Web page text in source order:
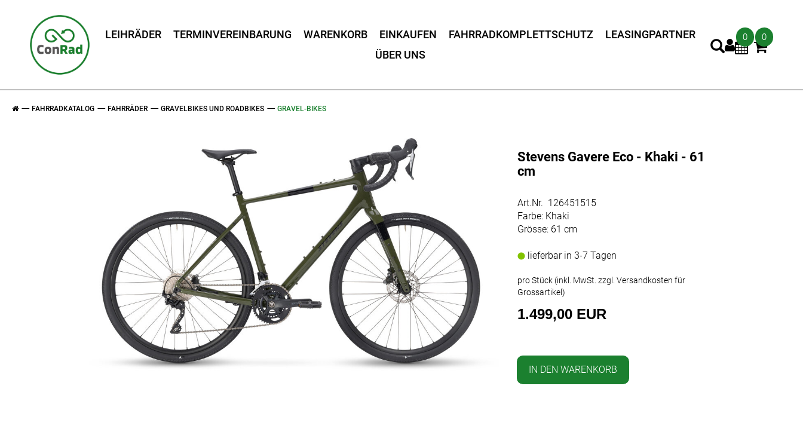
LEIHRÄDER TERMINVEREINBARUNG WARENKORB EINKAUFEN FAHRRADKOMPLETTSCHUTZ
LEASINGPARTNER
ÜBER UNS
0 0
FAHRRADKATALOG FAHRRÄDER GRAVELBIKES UND ROADBIKES GRAVEL-BIKES
Stevens Gavere Eco - Khaki - 61
cm
Art.Nr. 126451515
Farbe: Khaki
Grösse: 61 cm
lieferbar in 3-7 Tagen
pro Stück (inkl. MwSt. zzgl.Versandkosten für
Grossartikel)
1.499,00 EUR
IN DEN WARENKORB